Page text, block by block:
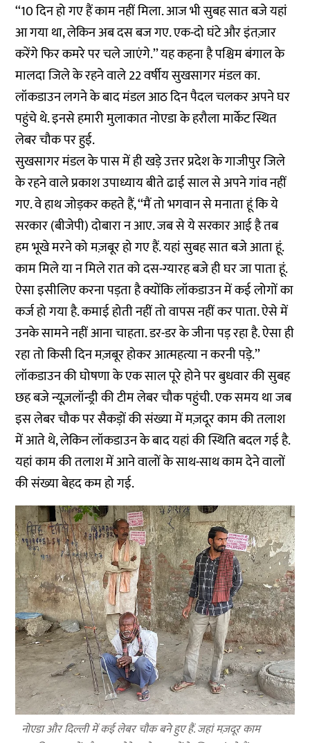
‘‘10 दिन हो गए हैं काम नहीं मिला. आज भी सुबह सात बजे यहां
आ गया था, लेकिन अब दस बज गए. एक-दो घंटे और इंतज़ार
करेंगे फिर कमरे पर चले जाएंगे.’’ यह कहना है पश्चिम बंगाल के
मालदा जिले के रहने वाले 22 वर्षीय सुखसागर मंडल का.
लॉकडाउन लगने के बाद मंडल आठ दिन पैदल चलकर अपने घर
पहुंचे थे. इनसे हमारी मुलाकात नोएडा के हरौला मार्केट स्थित
लेबर चौक पर हुई.
सुखसागर मंडल के पास में ही खड़े उत्तर प्रदेश के गाजीपुर जिले
के रहने वाले प्रकाश उपाध्याय बीते ढाई साल से अपने गांव नहीं
गए. वे हाथ जोड़कर कहते हैं, ‘‘मैं तो भगवान से मनाता हूं कि ये
सरकार (बीजेपी) दोबारा न आए. जब से ये सरकार आई है तब
हम भूखे मरने को मज़बूर हो गए हैं. यहां सुबह सात बजे आता हूं.
काम मिले या न मिले रात को दस-ग्यारह बजे ही घर जा पाता हूं.
ऐसा इसीलिए करना पड़ता है क्योंकि लॉकडाउन में कई लोगों का
कर्ज हो गया है. कमाई होती नहीं तो वापस नहीं कर पाता. ऐसे में
उनके सामने नहीं आना चाहता. डर-डर के जीना पड़ रहा है. ऐसा ही
रहा तो किसी दिन मज़बूर होकर आत्महत्या न करनी पड़े.’’
लॉकडाउन की घोषणा के एक साल पूरे होने पर बुधवार की सुबह
छह बजे न्यूज़लॉन्ड्री की टीम लेबर चौक पहुंची. एक समय था जब
इस लेबर चौक पर सैकड़ों की संख्या में मज़दूर काम की तलाश
में आते थे, लेकिन लॉकडाउन के बाद यहां की स्थिति बदल गई है.
यहां काम की तलाश में आने वालों के साथ-साथ काम देने वालों
की संख्या बेहद कम हो गई.
नोएडा और दिल्ली में कई लेबर चौक बने हुए हैं. जहां मज़दूर काम